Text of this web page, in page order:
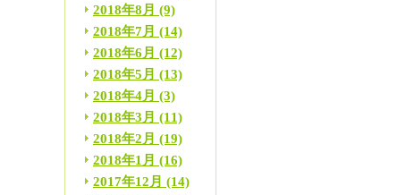
2018年8月 (9)
2018年7月 (14)
2018年6月 (12)
2018年5月 (13)
2018年4月 (3)
2018年3月 (11)
2018年2月 (19)
2018年1月 (16)
2017年12月 (14)